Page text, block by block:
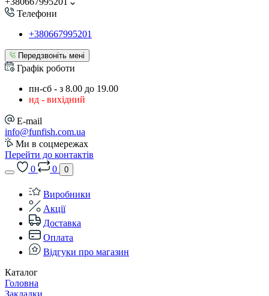
Телефони
+380667995201
Передзвоніть мені
Графік роботи
пн-сб - з 8.00 до 19.00
нд - вихідний
E-mail
info@funfish.com.ua
Ми в соцмережах
Перейти до контактів
0
0 0
Виробники
Акції
Доставка
Оплата
Відгуки про магазин
Каталог
Головна
Закладки